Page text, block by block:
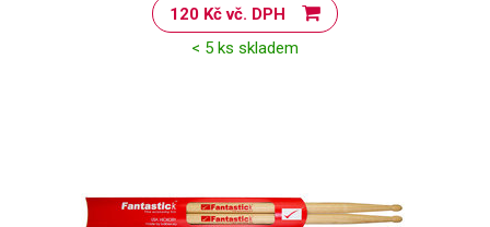
120 Kč vč. DPH
< 5 ks skladem